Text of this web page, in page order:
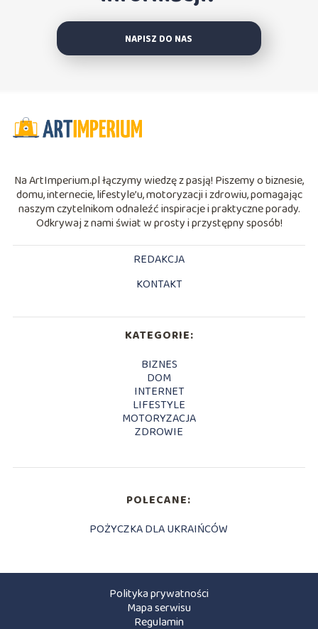
NAPISZ DO NAS
Na ArtImperium.pl łączymy wiedzę z pasją! Piszemy o biznesie,
domu, internecie, lifestyle’u, motoryzacji i zdrowiu, pomagając
naszym czytelnikom odnaleźć inspiracje i praktyczne porady.
Odkrywaj z nami świat w prosty i przystępny sposób!
REDAKCJA
KONTAKT
KATEGORIE:
BIZNES
DOM
INTERNET
LIFESTYLE
MOTORYZACJA
ZDROWIE
POLECANE:
POŻYCZKA DLA UKRAIŃCÓW
Polityka prywatności
Mapa serwisu
Regulamin